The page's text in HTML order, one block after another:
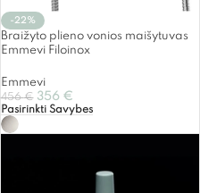
-22%
Braižyto plieno vonios maišytuvas
Emmevi Filoinox
Emmevi
456€ 356 €
Pasirinkti Savybes